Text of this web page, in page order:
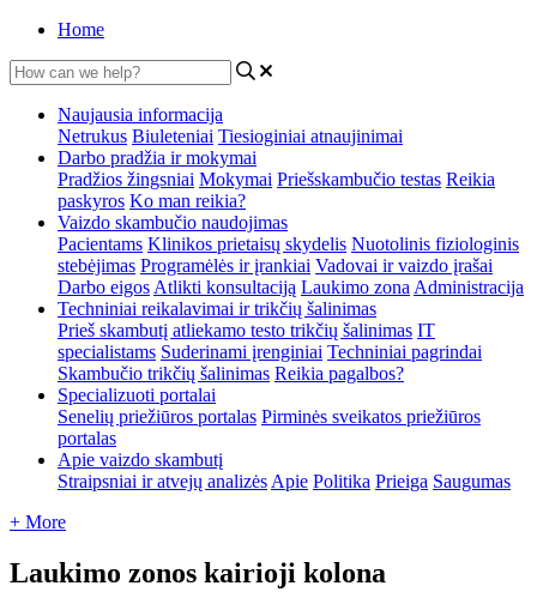
Home
Naujausia informacija
Netrukus Biuleteniai Tiesioginiai atnaujinimai
Darbo pradžia ir mokymai
Pradžios žingsniai Mokymai Priešskambučio testas Reikia
paskyros Ko man reikia?
Vaizdo skambučio naudojimas
Pacientams Klinikos prietaisų skydelis Nuotolinis fiziologinis
stebėjimas Programėlės ir įrankiai Vadovai ir vaizdo įrašai
Darbo eigos Atlikti konsultaciją Laukimo zona Administracija
Techniniai reikalavimai ir trikčių šalinimas
Prieš skambutį atliekamo testo trikčių šalinimas IT
specialistams Suderinami įrenginiai Techniniai pagrindai
Skambučio trikčių šalinimas Reikia pagalbos?
Specializuoti portalai
Senelių priežiūros portalas Pirminės sveikatos priežiūros
portalas
Apie vaizdo skambutį
Straipsniai ir atvejų analizės Apie Politika Prieiga Saugumas
+ More
Laukimo zonos kairioji kolona